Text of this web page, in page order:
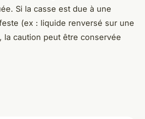
Si la casse est due à une
(ex : liquide renversé sur une
la caution peut être conservée